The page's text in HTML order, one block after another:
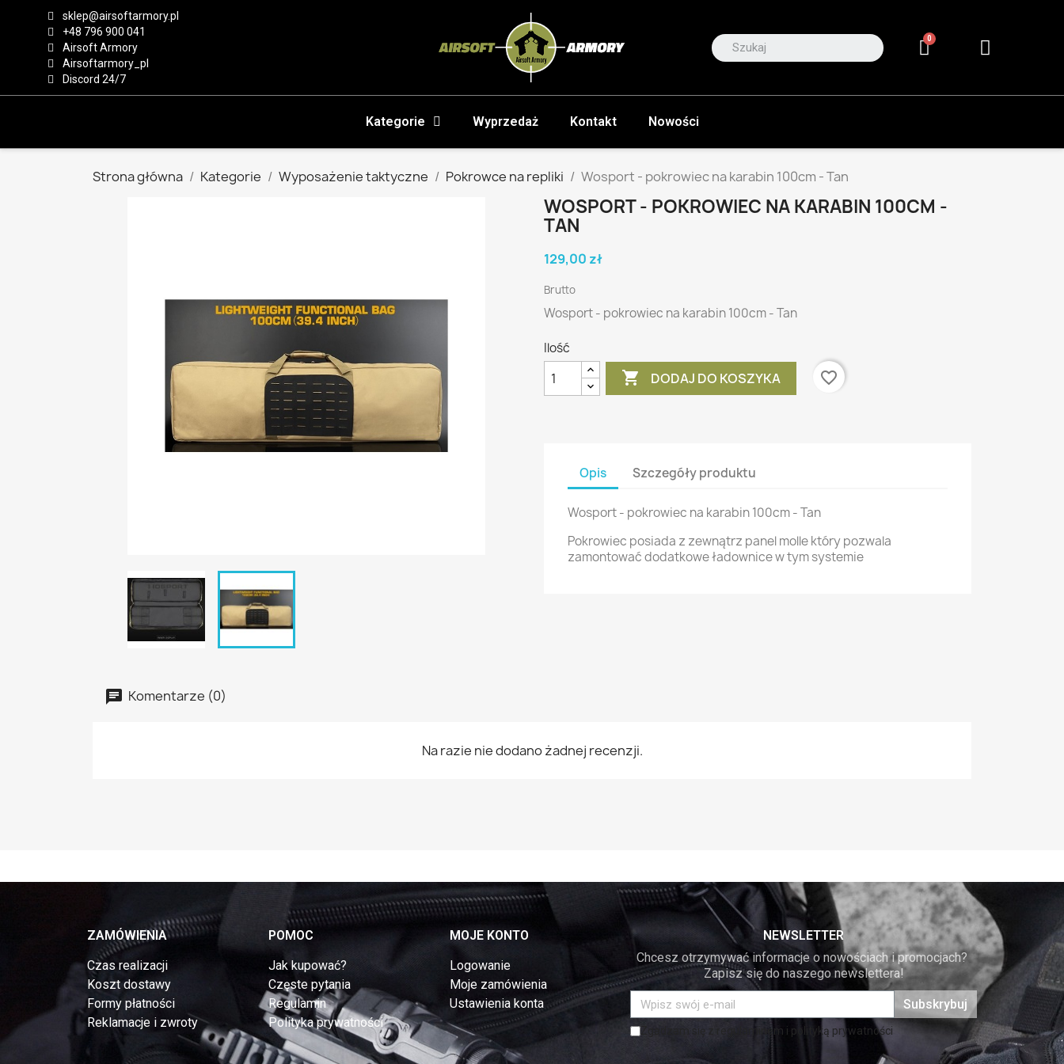
sklep@airsoftarmory.pl
+48 796 900 041
Airsoft Armory
Airsoftarmory_pl
Discord 24/7
Kategorie Wyprzedaż Kontakt Nowości
Strona główna Kategorie Wyposażenie taktyczne Pokrowce na repliki Wosport - pokrowiec na karabin 100cm - Tan
WOSPORT - POKROWIEC NA KARABIN 100CM -
TAN
129,00 zł
Brutto
Wosport - pokrowiec na karabin 100cm - Tan
Ilość
 DODAJ DO KOSZYKA favorite_border
Opis Szczegóły produktu
Wosport - pokrowiec na karabin 100cm - Tan
Pokrowiec posiada z zewnątrz panel molle który pozwala
zamontować dodatkowe ładownice w tym systemie
Komentarze (0)
Na razie nie dodano żadnej recenzji.
ZAMÓWIENIA
Czas realizacji
Koszt dostawy
Formy płatności
Reklamacje i zwroty
POMOC
Jak kupować?
Częste pytania
Regulamin
Polityka prywatności
MOJE KONTO
Logowanie
Moje zamówienia
Ustawienia konta
NEWSLETTER
Chcesz otrzymywać informacje o nowościach i promocjach?
Zapisz się do naszego newslettera!
Subskrybuj
Zgadzam się z regulaminem i polityką prywatności